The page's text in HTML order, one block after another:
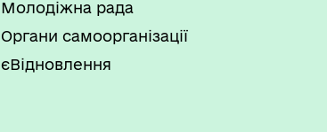
Молодіжна рада
Органи самоорганізації
єВідновлення